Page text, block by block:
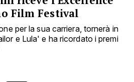
Film Festival
per la sua carriera, tornerà in
e Lula' e ha ricordato i premi